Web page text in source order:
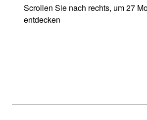
Scrollen Sie nach rechts, um 27
entdecken